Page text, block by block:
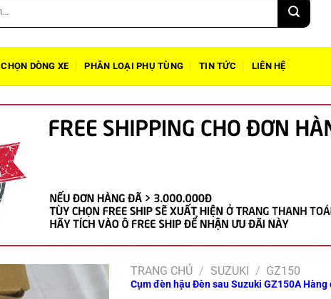
CHỌN DÒNG XE PHÂN LOẠI PHỤ TÙNG TIN TỨC LIÊN HỆ
TRANG CHỦ / SUZUKI / GZ150
Cụm đèn hậu Đèn sau Suzuki GZ150A